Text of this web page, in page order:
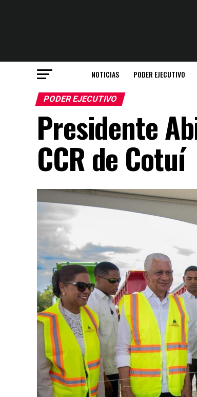
NOTICIAS PODER EJECUTIVO
PODER EJECUTIVO
Presidente
CCR de Cotuí